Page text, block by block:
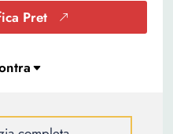
Pret